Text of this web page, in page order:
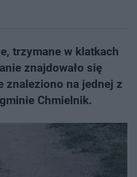
trzymane w klatkach
znajdowało się
znaleziono na jednej z
Chmielnik.